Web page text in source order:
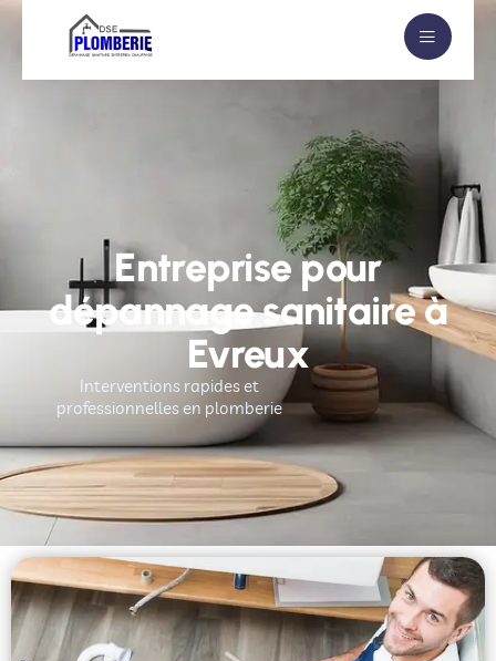
Entreprise pour
dépannage sanitaire à
Evreux
Interventions rapides et
professionnelles en plomberie